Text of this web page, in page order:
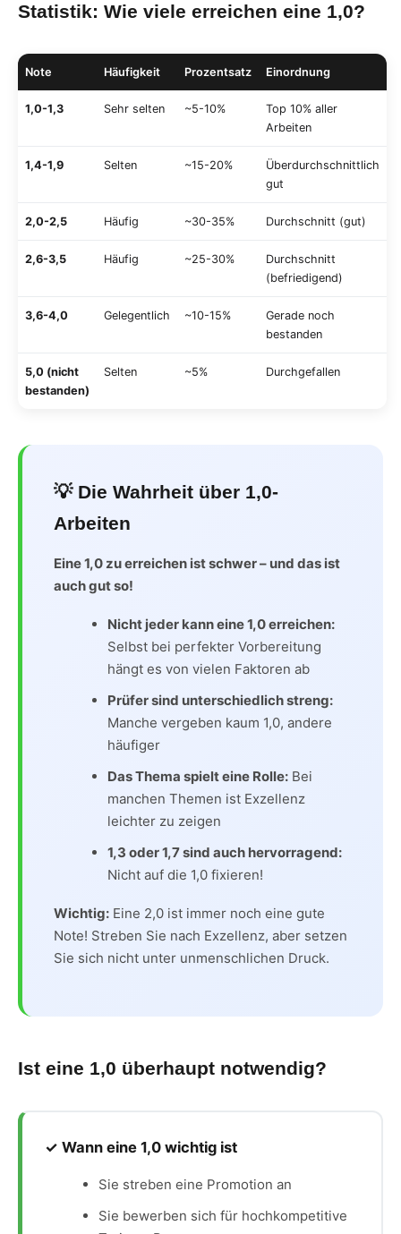
Statistik: Wie viele erreichen eine 1,0?
Note Häufigkeit Prozentsatz Einordnung
1,0-1,3 Sehr selten ~5-10%
Top 10% aller
Arbeiten
1,4-1,9 Selten ~15-20%
Überdurchschnittlich
gut
2,0-2,5 Häufig ~30-35% Durchschnitt (gut)
2,6-3,5 Häufig ~25-30%
Durchschnitt
(befriedigend)
3,6-4,0 Gelegentlich ~10-15%
Gerade noch
bestanden
5,0 (nicht
bestanden)
Selten ~5% Durchgefallen
💡 Die Wahrheit über 1,0-
Arbeiten
Eine 1,0 zu erreichen ist schwer – und das ist
auch gut so!
Nicht jeder kann eine 1,0 erreichen:
Selbst bei perfekter Vorbereitung
hängt es von vielen Faktoren ab
Prüfer sind unterschiedlich streng:
Manche vergeben kaum 1,0, andere
häufiger
Das Thema spielt eine Rolle: Bei
manchen Themen ist Exzellenz
leichter zu zeigen
1,3 oder 1,7 sind auch hervorragend:
Nicht auf die 1,0 fixieren!
Wichtig: Eine 2,0 ist immer noch eine gute
Note! Streben Sie nach Exzellenz, aber setzen
Sie sich nicht unter unmenschlichen Druck.
Ist eine 1,0 überhaupt notwendig?
✓ Wann eine 1,0 wichtig ist
Sie streben eine Promotion an
Sie bewerben sich für hochkompetitive